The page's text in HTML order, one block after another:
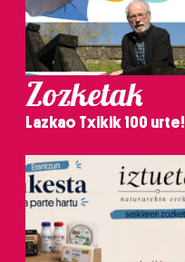
Zozketak
Lazkao Txikik 100 urte!